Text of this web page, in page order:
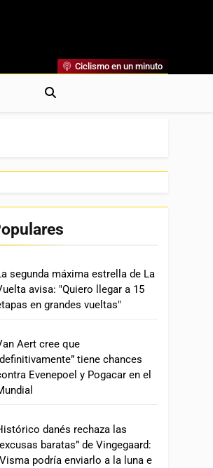
La Web Ciclista De Referencia.
Ciclismo en un minuto
segunda máxima estrella de La
avisa: "Quiero llegar a 15
en grandes vueltas"
Aert cree que
tiene chances
Evenepoel y Pogacar en el
danés rechaza las
baratas” de Vingegaard:
podría enviarlo a la luna e